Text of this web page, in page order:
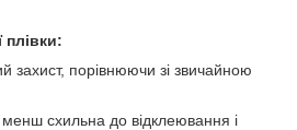
плівки:
захист, порівнюючи зі звичайною
менш схильна до відклеювання і